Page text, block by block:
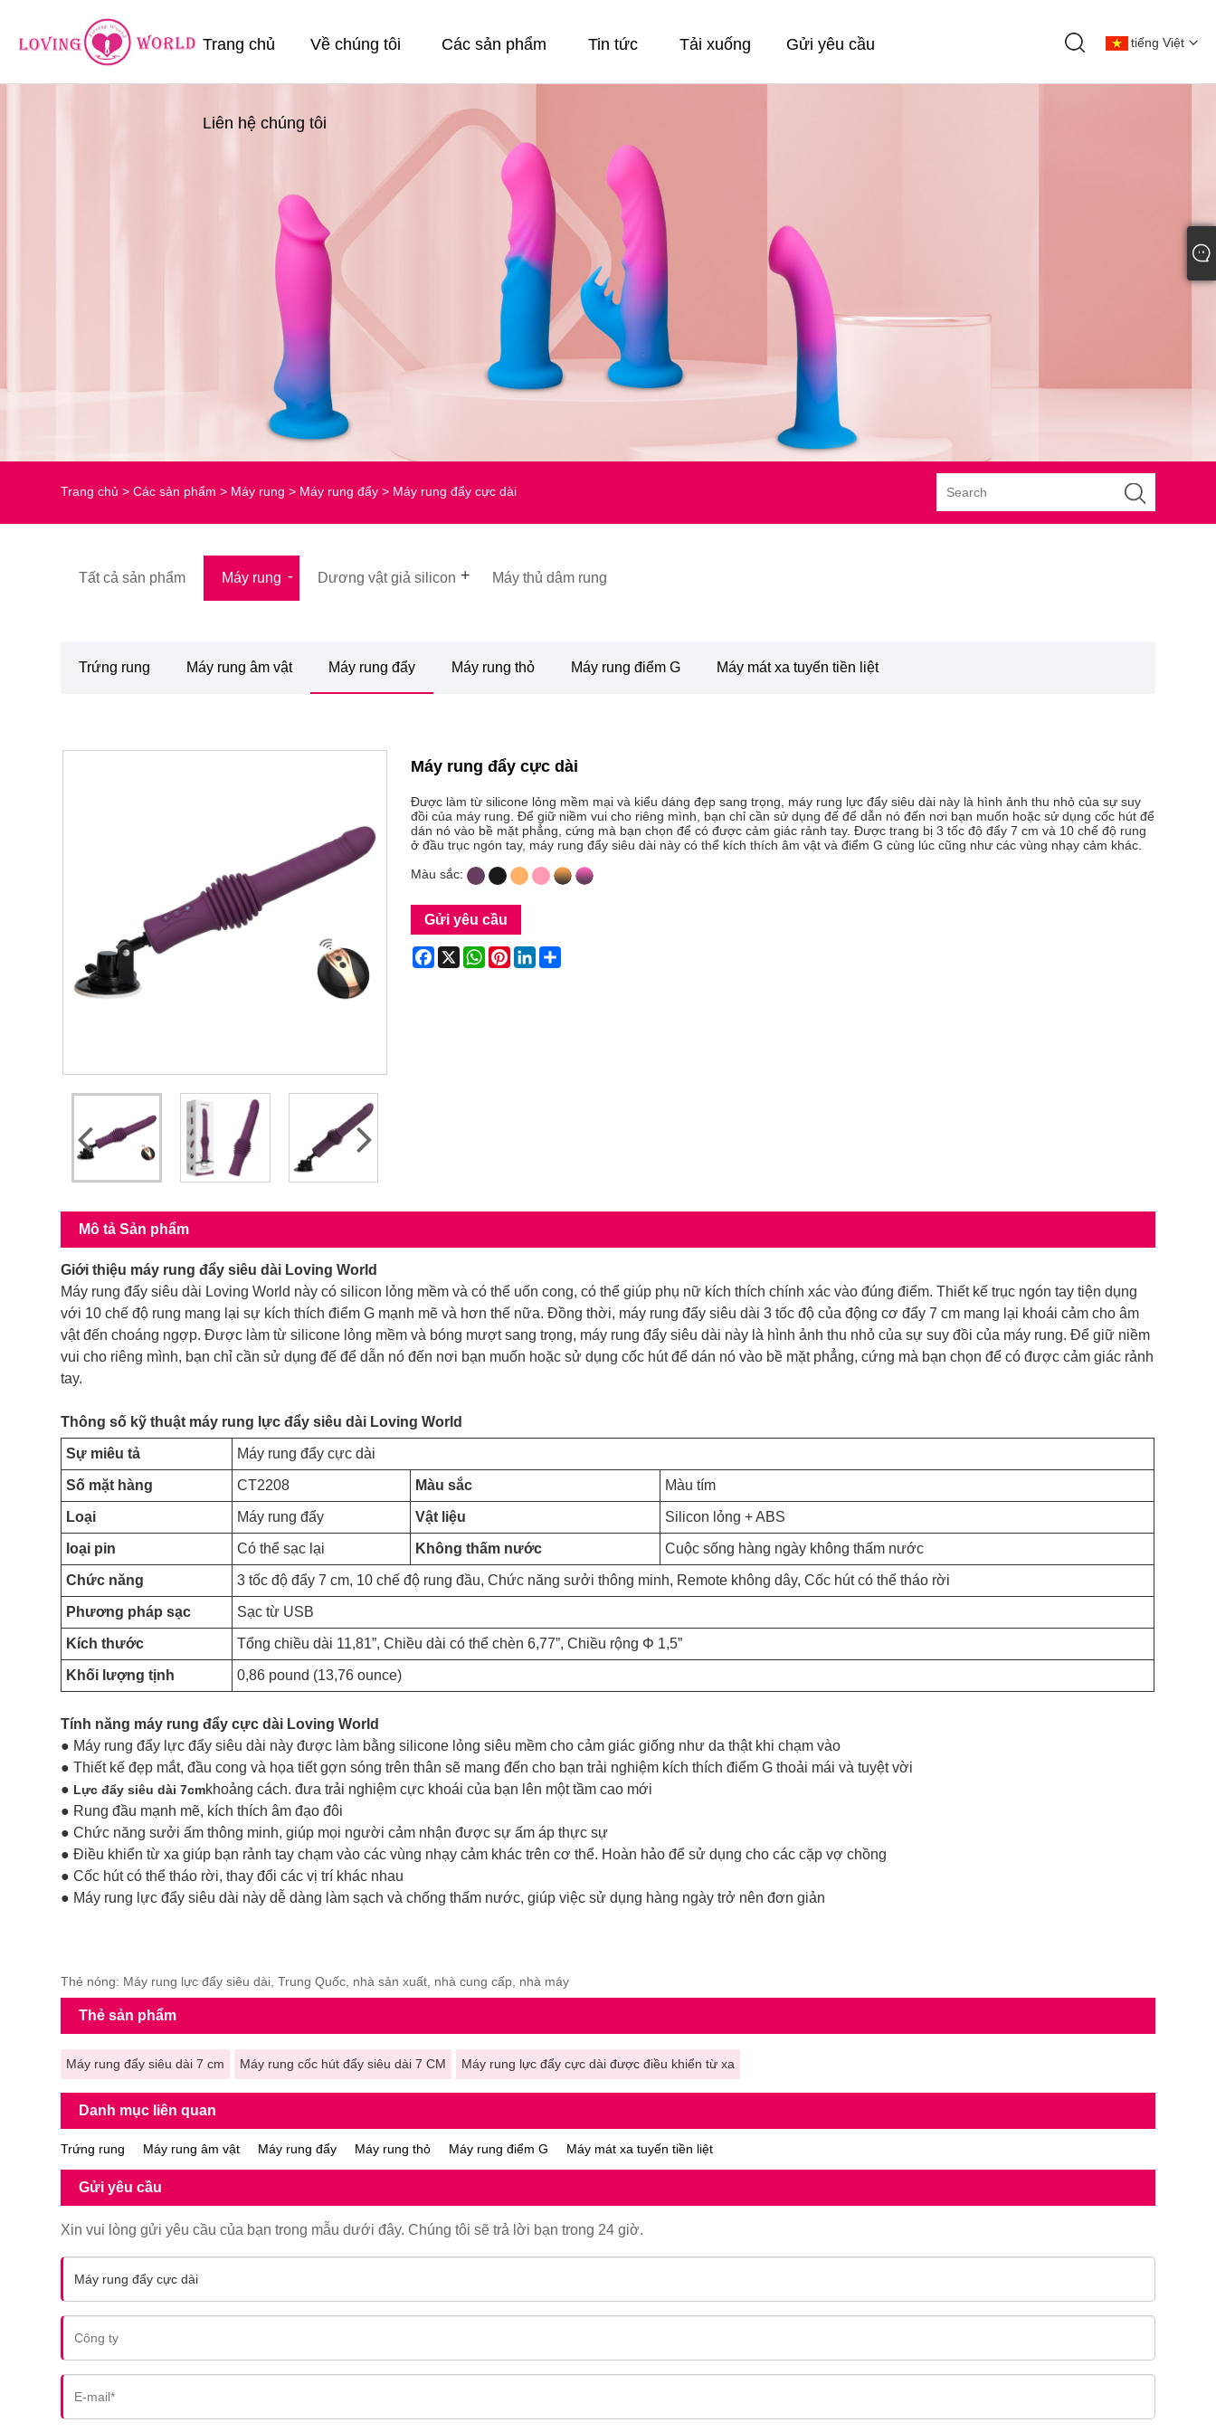
Trang chủ Về chúng tôi Các sản phẩm Tin tức Tải xuống Gửi yêu cầu
Liên hệ chúng tôi
tiếng Việt
Trang chủ > Các sản phẩm > Máy rung > Máy rung đẩy > Máy rung đẩy cực dài
Tất cả sản phẩm Máy rung Dương vật giả silicon Máy thủ dâm rung
Trứng rung Máy rung âm vật Máy rung đẩy Máy rung thỏ Máy rung điểm G Máy mát xa tuyến tiền liệt
Máy rung đẩy cực dài
Được làm từ silicone lỏng mềm mại và kiểu dáng đẹp sang trọng, máy rung lực đẩy siêu dài này là hình ảnh thu nhỏ của sự suy
đồi của máy rung. Để giữ niềm vui cho riêng mình, bạn chỉ cần sử dụng đế để dẫn nó đến nơi bạn muốn hoặc sử dụng cốc hút để
dán nó vào bề mặt phẳng, cứng mà bạn chọn để có được cảm giác rảnh tay. Được trang bị 3 tốc độ đẩy 7 cm và 10 chế độ rung
ở đầu trục ngón tay, máy rung đẩy siêu dài này có thể kích thích âm vật và điểm G cùng lúc cũng như các vùng nhạy cảm khác.
Màu sắc:
Gửi yêu cầu
Facebook
X WhatsApp
Pinterest
LinkedIn
Mô tả Sản phẩm
Giới thiệu máy rung đẩy siêu dài Loving World
Máy rung đẩy siêu dài Loving World này có silicon lỏng mềm và có thể uốn cong, có thể giúp phụ nữ kích thích chính xác vào đúng điểm. Thiết kế trục ngón tay tiện dụng
với 10 chế độ rung mang lại sự kích thích điểm G mạnh mẽ và hơn thế nữa. Đồng thời, máy rung đẩy siêu dài 3 tốc độ của động cơ đẩy 7 cm mang lại khoái cảm cho âm
vật đến choáng ngợp. Được làm từ silicone lỏng mềm và bóng mượt sang trọng, máy rung đẩy siêu dài này là hình ảnh thu nhỏ của sự suy đồi của máy rung. Để giữ niềm
vui cho riêng mình, bạn chỉ cần sử dụng đế để dẫn nó đến nơi bạn muốn hoặc sử dụng cốc hút để dán nó vào bề mặt phẳng, cứng mà bạn chọn để có được cảm giác rảnh
tay.
Thông số kỹ thuật máy rung lực đẩy siêu dài Loving World
Sự miêu tả Máy rung đẩy cực dài
Số mặt hàng CT2208 Màu sắc Màu tím
Loại Máy rung đẩy Vật liệu Silicon lỏng + ABS
loại pin Có thể sạc lại Không thấm nước Cuộc sống hàng ngày không thấm nước
Chức năng 3 tốc độ đẩy 7 cm, 10 chế độ rung đầu, Chức năng sưởi thông minh, Remote không dây, Cốc hút có thể tháo rời
Phương pháp sạc Sạc từ USB
Kích thước Tổng chiều dài 11,81”, Chiều dài có thể chèn 6,77”, Chiều rộng Φ 1,5”
Khối lượng tịnh 0,86 pound (13,76 ounce)
Tính năng máy rung đẩy cực dài Loving World
● Máy rung đẩy lực đẩy siêu dài này được làm bằng silicone lỏng siêu mềm cho cảm giác giống như da thật khi chạm vào
● Thiết kế đẹp mắt, đầu cong và họa tiết gợn sóng trên thân sẽ mang đến cho bạn trải nghiệm kích thích điểm G thoải mái và tuyệt vời
● Lực đẩy siêu dài 7cmkhoảng cách. đưa trải nghiệm cực khoái của bạn lên một tầm cao mới
● Rung đầu mạnh mẽ, kích thích âm đạo đôi
● Chức năng sưởi ấm thông minh, giúp mọi người cảm nhận được sự ấm áp thực sự
● Điều khiển từ xa giúp bạn rảnh tay chạm vào các vùng nhạy cảm khác trên cơ thể. Hoàn hảo để sử dụng cho các cặp vợ chồng
● Cốc hút có thể tháo rời, thay đổi các vị trí khác nhau
● Máy rung lực đẩy siêu dài này dễ dàng làm sạch và chống thấm nước, giúp việc sử dụng hàng ngày trở nên đơn giản
Thẻ nóng: Máy rung lực đẩy siêu dài, Trung Quốc, nhà sản xuất, nhà cung cấp, nhà máy
Thẻ sản phẩm
Máy rung đẩy siêu dài 7 cm Máy rung cốc hút đẩy siêu dài 7 CM Máy rung lực đẩy cực dài được điều khiển từ xa
Danh mục liên quan
Trứng rung Máy rung âm vật Máy rung đẩy Máy rung thỏ Máy rung điểm G Máy mát xa tuyến tiền liệt
Gửi yêu cầu
Xin vui lòng gửi yêu cầu của bạn trong mẫu dưới đây. Chúng tôi sẽ trả lời bạn trong 24 giờ.